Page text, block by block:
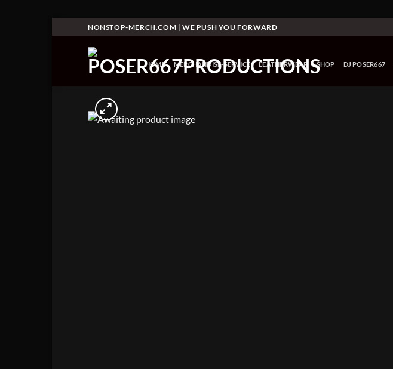
to
NONSTOP-MERCH.COM | WE PUSH YOU FORWARD
HOME MERCHANDISE-SERVICE LEATHERWEAR SHOP DJ POSER667